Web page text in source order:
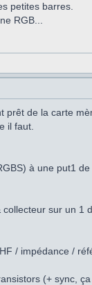
petites barres.
RGB...
prêt de la carte
il faut.
à une put1 de
sur un 1
/ impédance /
(+ sync,